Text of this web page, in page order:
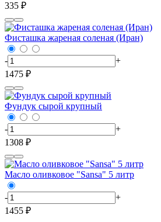
335 ₽
Фисташка жареная соленая (Иран)
-
+
1475 ₽
Фундук сырой крупный
-
+
1308 ₽
Масло оливковое "Sansa" 5 литр
-
+
1455 ₽